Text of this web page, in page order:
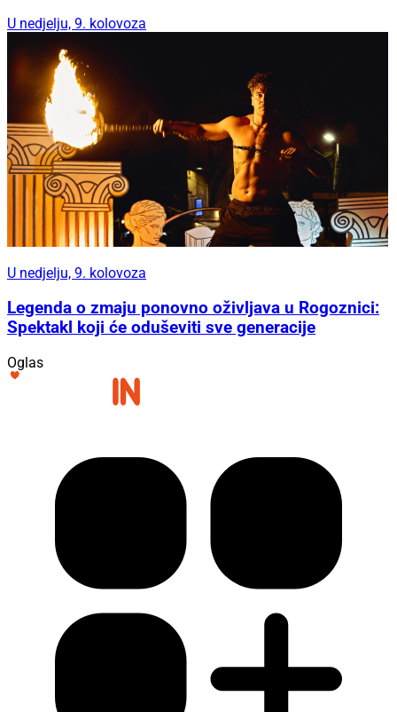
U nedjelju, 9. kolovoza
U nedjelju, 9. kolovoza
Legenda o zmaju ponovno oživljava u Rogoznici:
Spektakl koji će oduševiti sve generacije
Oglas